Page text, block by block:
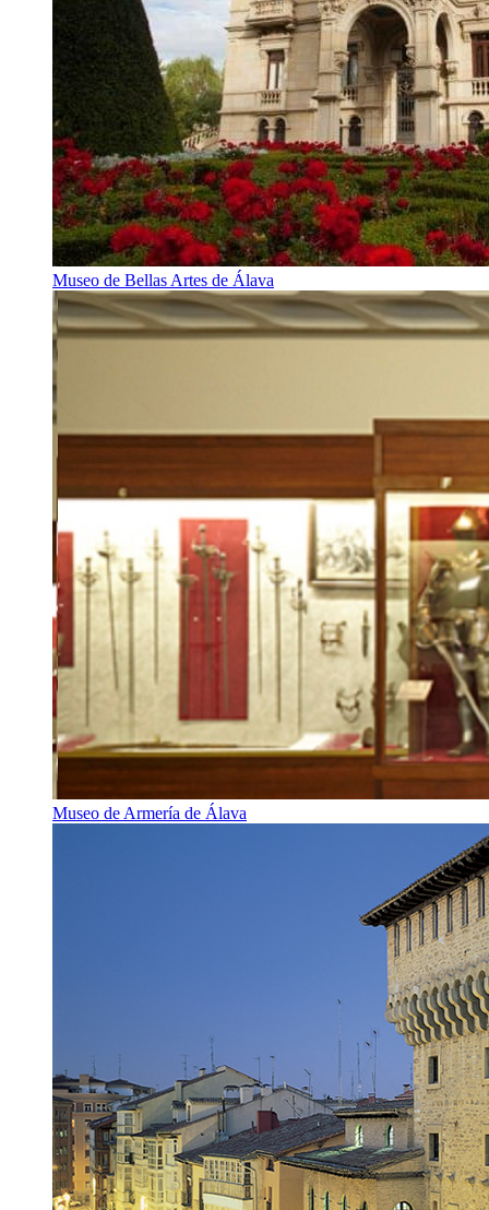
Museo de Bellas Artes de Álava
Museo de Armería de Álava